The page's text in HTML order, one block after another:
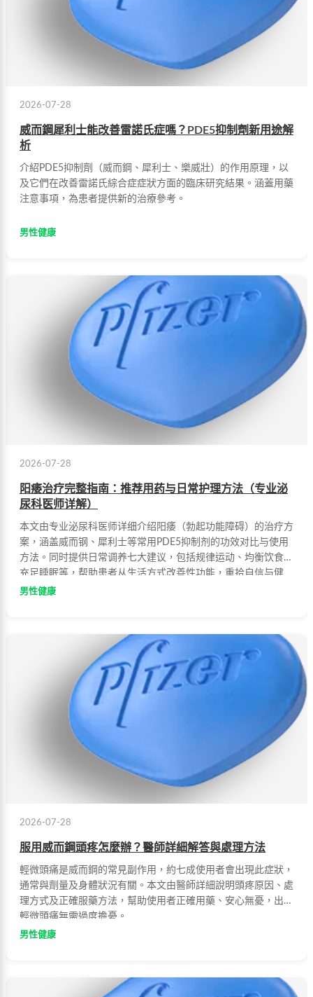
2026-07-28
威而鋼犀利士能改善雷諾氏症嗎？PDE5抑制劑新用途解
析
介紹PDE5抑制劑（威而鋼、犀利士、樂威壯）的作用原理，以
及它們在改善雷諾氏綜合症症狀方面的臨床研究結果。涵蓋用藥
注意事項，為患者提供新的治療參考。
男性健康
2026-07-28
阳痿治疗完整指南：推荐用药与日常护理方法（专业泌
尿科医师详解）
本文由专业泌尿科医师详细介绍阳痿（勃起功能障碍）的治疗方
案，涵盖威而钢、犀利士等常用PDE5抑制剂的功效对比与使用
方法。同时提供日常调养七大建议，包括规律运动、均衡饮食、
充足睡眠等，帮助患者从生活方式改善性功能，重拾自信与健
康。
男性健康
2026-07-28
服用威而鋼頭疼怎麼辦？醫師詳細解答與處理方法
輕微頭痛是威而鋼的常見副作用，約七成使用者會出現此症狀，
通常與劑量及身體狀況有關。本文由醫師詳細說明頭疼原因、處
理方式及正確服藥方法，幫助使用者正確用藥、安心無憂，出現
輕微頭痛無需過度擔憂。
男性健康